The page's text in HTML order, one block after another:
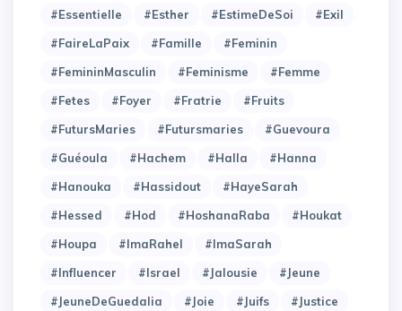
#Essentielle
#Esther #EstimeDeSoi
#Exil
#FaireLaPaix
#Famille
#Feminin
#FemininMasculin
#Feminisme
#Femme
#Fetes
#Foyer #Fratrie
#Fruits
#FutursMaries
#Futursmaries
#Guevoura
#Guéoula
#Hachem #Halla
#Hanna
#Hanouka
#Hassidout
#HayeSarah
#Hessed
#Hod #HoshanaRaba
#Houkat
#Houpa
#ImaRahel
#ImaSarah
#Influencer
#Israel #Jalousie
#Jeune
#JeuneDeGuedalia
#Joie #Juifs
#Justice